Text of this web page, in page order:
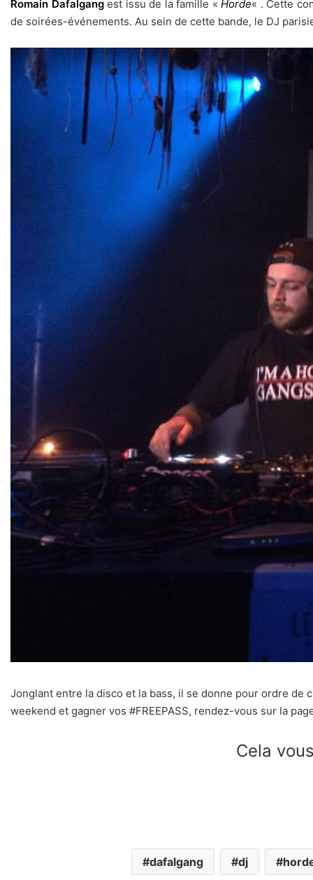
Romain Dafalgangest issu de la famille « Horde« . Cette
de soirées-événements. Au sein de cette bande, le DJ
Jonglant entre la disco et la bass, il se donne pour ordre
weekend et gagner vos #FREEPASS, rendez-vous sur la
Cela
dafalgang dj